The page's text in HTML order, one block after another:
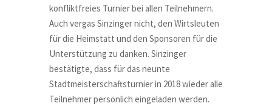
konfliktfreies Turnier bei allen Teilnehmern.
Auch vergas Sinzinger nicht, den Wirtsleuten
für die Heimstatt und den Sponsoren für die
Unterstützung zu danken. Sinzinger
bestätigte, dass für das neunte
Stadtmeisterschaftsturnier in 2018 wieder alle
Teilnehmer persönlich eingeladen werden.